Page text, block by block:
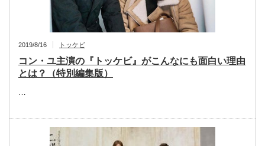
2019/8/16 トッケビ
コン・ユ主演の『トッケビ』がこんなにも面白い理由
とは？（特別編集版）
…